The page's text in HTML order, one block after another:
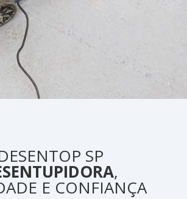
SP
,
E CONFIANÇA